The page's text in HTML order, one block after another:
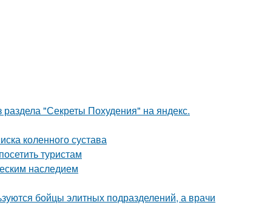
"Секреты Похудения" на яндекс.
коленного сустава
туристам
наследием
бойцы элитных подразделений, а врачи